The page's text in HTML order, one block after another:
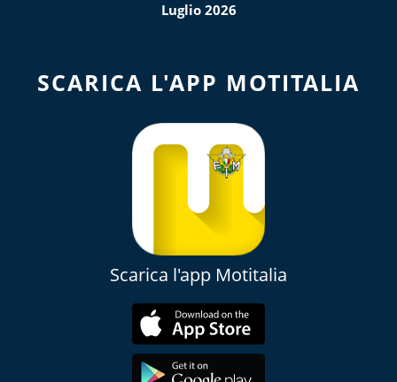
Luglio 2026
SCARICA L'APP MOTITALIA
Scarica l'app Motitalia